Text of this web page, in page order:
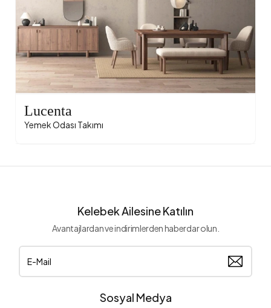
Lucenta
Yemek Odası Takımı
Kelebek Ailesine Katılın
Avantajlardan ve indirimlerden haberdar olun.
Sosyal Medya